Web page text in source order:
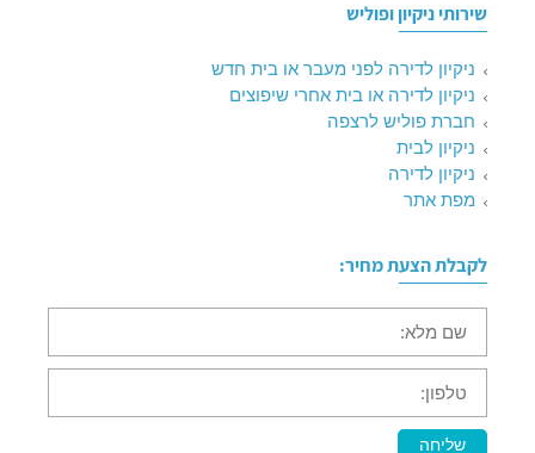
שירותי ניקיון ופוליש
ניקיון לדירה לפני מעבר או בית חדש
ניקיון לדירה או בית אחרי שיפוצים
חברת פוליש לרצפה
ניקיון לבית
ניקיון לדירה
מפת אתר
לקבלת הצעת מחיר:
שם
מלא:
טלפון:
שליחה